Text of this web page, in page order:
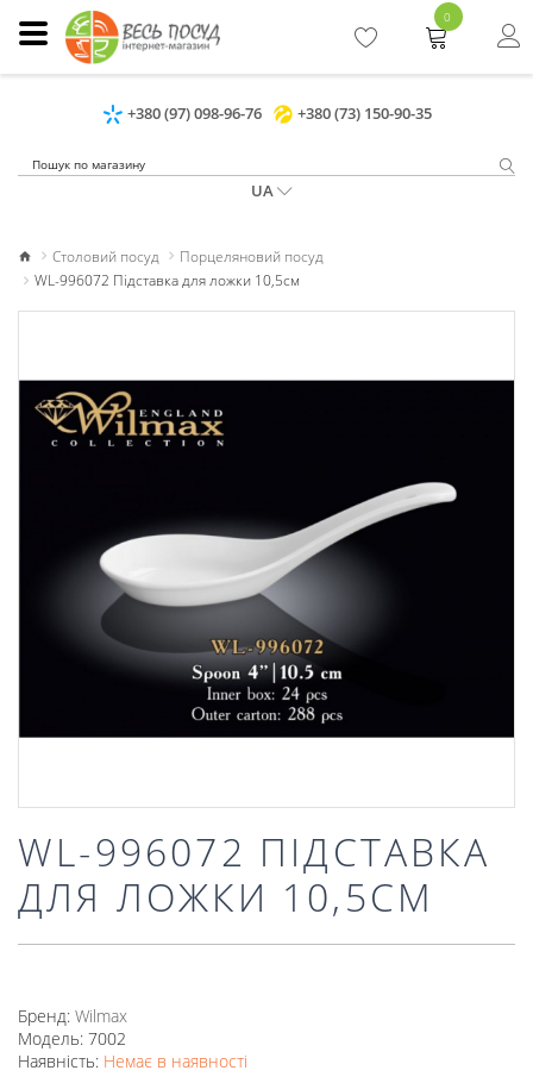
+380 (97) 098-96-76 +380 (73) 150-90-35
UA
0
Столовий посуд
Порцеляновий посуд
WL-996072 Підставка для ложки 10,5см
WL-996072 ПІДСТАВКА
ДЛЯ ЛОЖКИ 10,5СМ
Бренд: Wilmax
Модель: 7002
Наявність: Немає в наявності